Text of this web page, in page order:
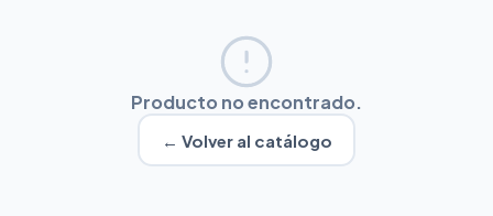
Producto no encontrado.
← Volver al catálogo